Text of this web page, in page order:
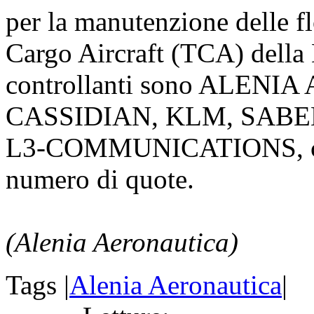
per la manutenzione delle
Cargo Aircraft (TCA) della
controllanti sono ALENIA
CASSIDIAN, KLM,
L3-COMMUNICATIONS,
numero di quote.
(Alenia Aeronautica)
Tags |Alenia Aeronautica|